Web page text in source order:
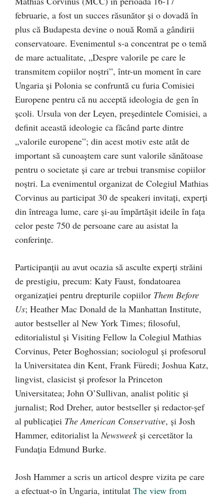
februarie, a fost un succes răsunător și o dovadă în
plus că Budapesta devine o nouă Romă a gândirii
conservatoare. Evenimentul s-a concentrat pe o temă
de mare actualitate, „Despre valorile pe care le
transmitem copiilor noștri”, într-un moment în care
Ungaria și Polonia se confruntă cu furia Comisiei
Europene pentru că nu acceptă ideologia de gen în
școli. Ursula von der Leyen, președintele Comisiei, a
definit această ideologie ca făcând parte dintre
„valorile europene”; din acest motiv este atât de
important să cunoaștem care sunt valorile sănătoase
pentru o societate și care ar trebui transmise copiilor
noștri. La evenimentul organizat de Colegiul Mathias
Corvinus au participat 30 de speakeri invitați, experți
din întreaga lume, care și-au împărtășit ideile în fața
celor peste 750 de persoane care au asistat la
conferințe.
Participanții au avut ocazia să asculte experți străini
de prestigiu, precum: Katy Faust, fondatoarea
organizației pentru drepturile copiilor Them Before
Us; Heather Mac Donald de la Manhattan Institute,
autor bestseller al New York Times; filosoful,
editorialistul și Visiting Fellow la Colegiul Mathias
Corvinus, Peter Boghossian; sociologul și profesorul
la Universitatea din Kent, Frank Füredi; Joshua Katz,
lingvist, clasicist și profesor la Princeton
Universitatea; John O’Sullivan, analist politic și
jurnalist; Rod Dreher, autor bestseller și redactor-șef
al publicației The American Conservative, și Josh
Hammer, editorialist laNewsweek și cercetător la
Fundația Edmund Burke.
Josh Hammer a scris un articol despre vizita pe care
a efectuat-o în Ungaria, intitulat The view from